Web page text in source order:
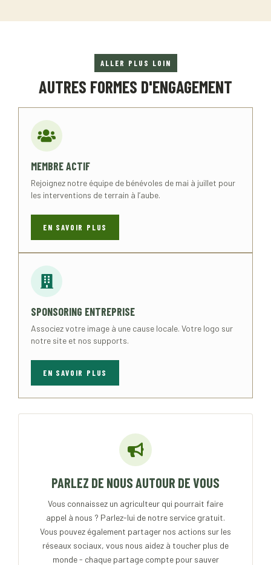
ALLER PLUS LOIN
AUTRES FORMES D'ENGAGEMENT
MEMBRE ACTIF
Rejoignez notre équipe de bénévoles de mai à juillet pour
les interventions de terrain à l’aube.
EN SAVOIR PLUS
SPONSORING ENTREPRISE
Associez votre image à une cause locale. Votre logo sur
notre site et nos supports.
EN SAVOIR PLUS
PARLEZ DE NOUS AUTOUR DE VOUS
Vous connaissez un agriculteur qui pourrait faire
appel à nous ? Parlez-lui de notre service gratuit.
Vous pouvez également partager nos actions sur les
réseaux sociaux, vous nous aidez à toucher plus de
monde - chaque partage compte pour sauver